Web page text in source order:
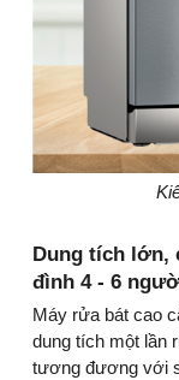
Dung tích lớn,
đình 4 - 6
Máy rửa bát cao
dung tích một lần
tương đương với